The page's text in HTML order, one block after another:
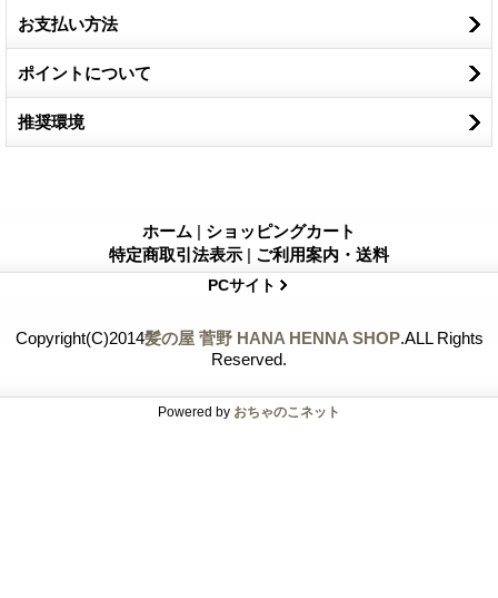
お支払い方法
ポイントについて
推奨環境
ホーム | ショッピングカート
特定商取引法表示 | ご利用案内・送料
PCサイト
Copyright(C)2014髪の屋 菅野 HANA HENNA SHOP.ALL Rights
Reserved.
Powered by おちゃのこネット